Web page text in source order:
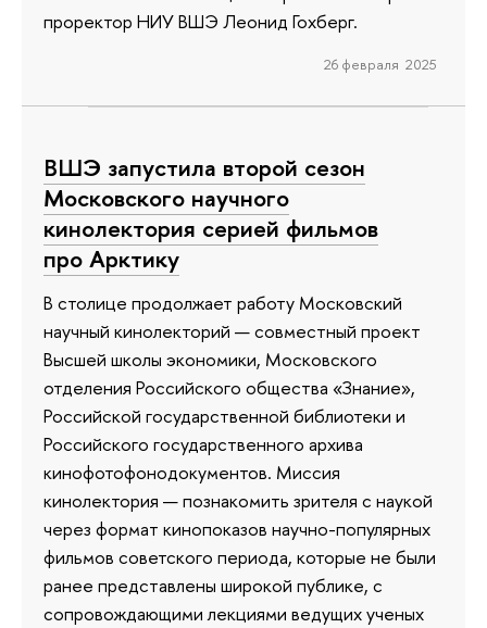
проректор НИУ ВШЭ Леонид Гохберг.
26 февраля 2025
ВШЭ запустила второй сезон
Московского научного
кинолектория серией фильмов
про Арктику
В столице продолжает работу Московский
научный кинолекторий — совместный проект
Высшей школы экономики, Московского
отделения Российского общества «Знание»,
Российской государственной библиотеки и
Российского государственного архива
кинофотофонодокументов. Миссия
кинолектория — познакомить зрителя с наукой
через формат кинопоказов научно-популярных
фильмов советского периода, которые не были
ранее представлены широкой публике, с
сопровождающими лекциями ведущих ученых